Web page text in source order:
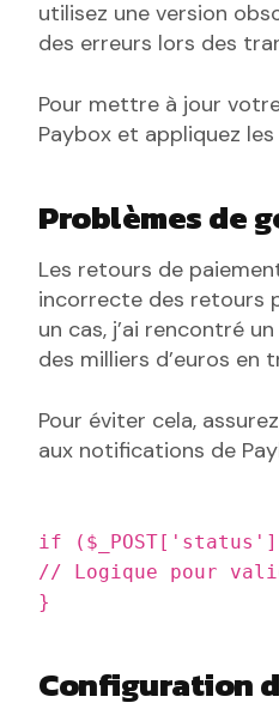
utilisez une version
des erreurs lors des
Pour mettre à jour
Paybox et appliquez
Problèmes de
Les retours de
incorrecte des retours
un cas, j’ai rencontré
des milliers d’euros en
Pour éviter cela,
aux notifications de
if
// Logique pour
}
Configuration